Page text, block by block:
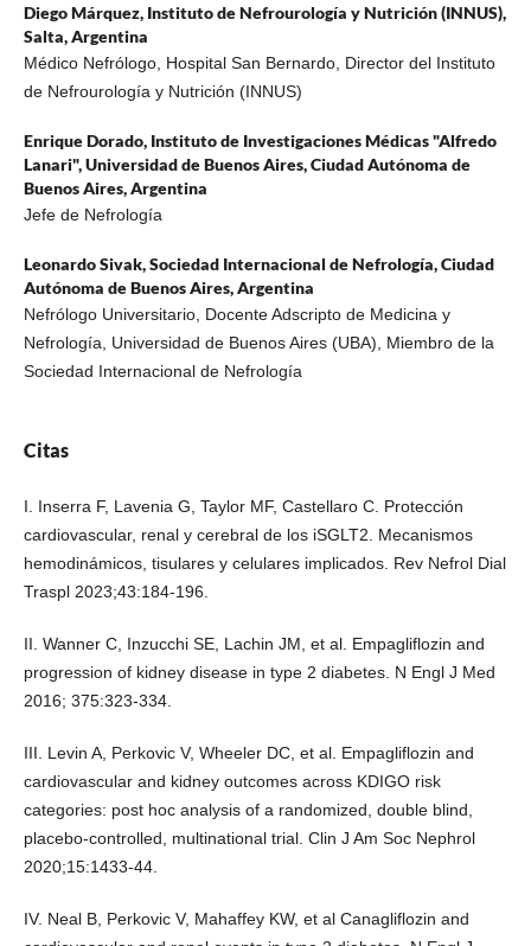
Diego Márquez, Instituto de Nefrourología y Nutrición (INNUS),
Salta, Argentina
Médico Nefrólogo, Hospital San Bernardo, Director del Instituto
de Nefrourología y Nutrición (INNUS)
Enrique Dorado, Instituto de Investigaciones Médicas "Alfredo
Lanari", Universidad de Buenos Aires, Ciudad Autónoma de
Buenos Aires, Argentina
Jefe de Nefrología
Leonardo Sivak,Sociedad Internacional de Nefrología, Ciudad
Autónoma de Buenos Aires, Argentina
Nefrólogo Universitario, Docente Adscripto de Medicina y
Nefrología, Universidad de Buenos Aires (UBA), Miembro de la
Sociedad Internacional de Nefrología
Citas
I. Inserra F, Lavenia G, Taylor MF, Castellaro C. Protección
cardiovascular, renal y cerebral de los iSGLT2. Mecanismos
hemodinámicos, tisulares y celulares implicados. Rev Nefrol Dial
Traspl 2023;43:184-196.
II. Wanner C, Inzucchi SE, Lachin JM, et al. Empagliflozin and
progression of kidney disease in type 2 diabetes. N Engl J Med
2016; 375:323-334.
III. Levin A, Perkovic V, Wheeler DC, et al. Empagliflozin and
cardiovascular and kidney outcomes across KDIGO risk
categories: post hoc analysis of a randomized, double blind,
placebo-controlled, multinational trial. Clin J Am Soc Nephrol
2020;15:1433-44.
IV. Neal B, Perkovic V, Mahaffey KW, et al Canagliflozin and